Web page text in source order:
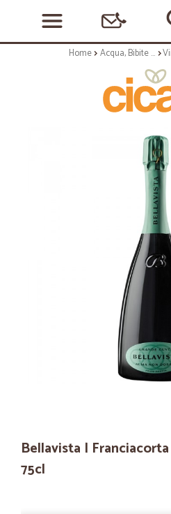
Home Acqua, Bibite e Alcolici
Bellavista |
75cl